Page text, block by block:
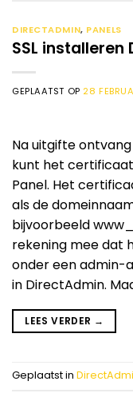
DIRECTADMIN, PANELS
SSL installeren
GEPLAATST OP 28
Na uitgifte
kunt het
Panel. Het
als de
bijvoorbeeld
rekening mee dat
onder een admin-
in DirectAdmin.
LEES VERDER →
Geplaatst in